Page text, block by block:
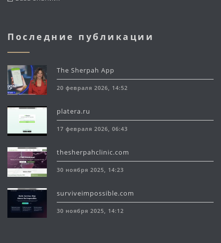
Последние публикации
The Sherpah App
20 февраля 2026, 14:52
platera.ru
17 февраля 2026, 06:43
thesherpahclinic.com
30 ноября 2025, 14:23
surviveimpossible.com
30 ноября 2025, 14:12